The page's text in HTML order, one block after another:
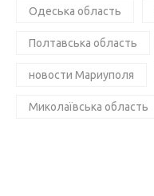
Одеська область
Полтавська область
новости Мариуполя
Миколаївська область